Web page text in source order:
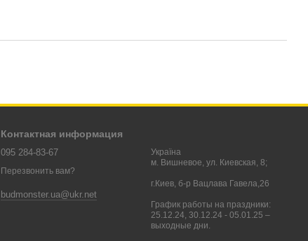
Контактная информация
095 284-83-67
Перезвонить вам?
budmonster.ua@ukr.net
Україна
м. Вишневое, ул. Киевская, 8;
г.Киев, б-р Вацлава Гавела,26
График работы на праздники:
25.12.24, 30.12.24 - 05.01.25 –
выходные дни.